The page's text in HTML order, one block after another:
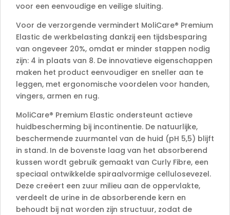
voor een eenvoudige en veilige sluiting.
Voor de verzorgende vermindert MoliCare® Premium
Elastic de werkbelasting dankzij een tijdsbesparing
van ongeveer 20%, omdat er minder stappen nodig
zijn: 4 in plaats van 8. De innovatieve eigenschappen
maken het product eenvoudiger en sneller aan te
leggen, met ergonomische voordelen voor handen,
vingers, armen en rug.
MoliCare® Premium Elastic ondersteunt actieve
huidbescherming bij incontinentie. De natuurlijke,
beschermende zuurmantel van de huid (pH 5,5) blijft
in stand. In de bovenste laag van het absorberend
kussen wordt gebruik gemaakt van Curly Fibre, een
speciaal ontwikkelde spiraalvormige cellulosevezel.
Deze creëert een zuur milieu aan de oppervlakte,
verdeelt de urine in de absorberende kern en
behoudt bij nat worden zijn structuur, zodat de